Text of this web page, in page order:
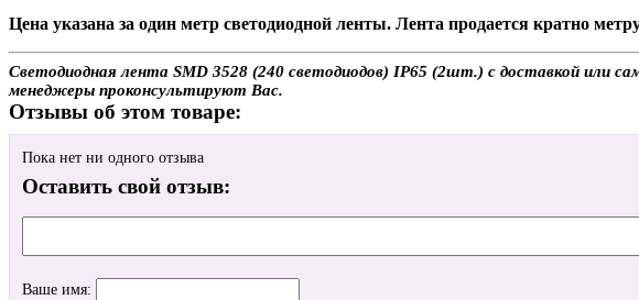
Цена указана за один метр светодиодной ленты. Лента продается кратно
Светодиодная лента SMD 3528 (240 светодиодов) IP65 (2шт.) с доставкой или
менеджеры проконсультируют Вас.
Отзывы об этом товаре:
Пока нет ни одного отзыва
Оставить свой отзыв:
Ваше имя: